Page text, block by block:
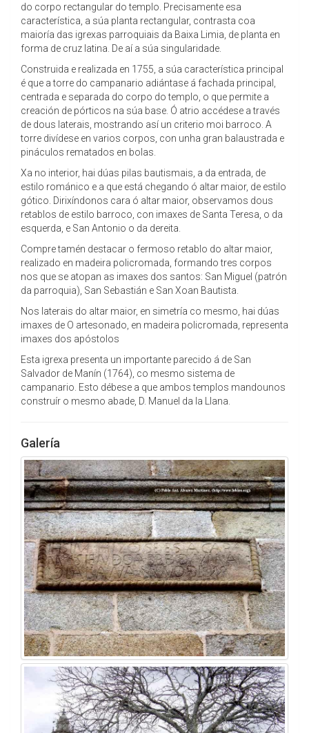
do corpo rectangular do templo. Precisamente esa
característica, a súa planta rectangular, contrasta coa
maioría das igrexas parroquiais da Baixa Limia, de planta en
forma de cruz latina. De aí a súa singularidade.
Construida e realizada en 1755, a súa característica principal
é que a torre do campanario adiántase á fachada principal,
centrada e separada do corpo do templo, o que permite a
creación de pórticos na súa base. Ó atrio accédese a través
de dous laterais, mostrando así un criterio moi barroco. A
torre divídese en varios corpos, con unha gran balaustrada e
pináculos rematados en bolas.
Xa no interior, hai dúas pilas bautismais, a da entrada, de
estilo románico e a que está chegando ó altar maior, de estilo
gótico. Dirixíndonos cara ó altar maior, observamos dous
retablos de estilo barroco, con imaxes de Santa Teresa, o da
esquerda, e San Antonio o da dereita.
Compre tamén destacar o fermoso retablo do altar maior,
realizado en madeira policromada, formando tres corpos
nos que se atopan as imaxes dos santos: San Miguel (patrón
da parroquia), San Sebastián e San Xoan Bautista.
Nos laterais do altar maior, en simetría co mesmo, hai dúas
imaxes de O artesonado, en madeira policromada, representa
imaxes dos apóstolos
Esta igrexa presenta un importante parecido á de San
Salvador de Manín (1764), co mesmo sistema de
campanario. Esto débese a que ambos templos mandounos
construír o mesmo abade, D. Manuel da la Llana.
Galería